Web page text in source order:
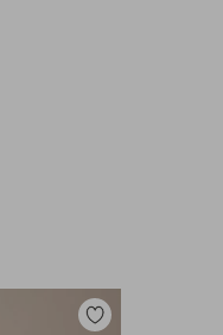
Dodaj